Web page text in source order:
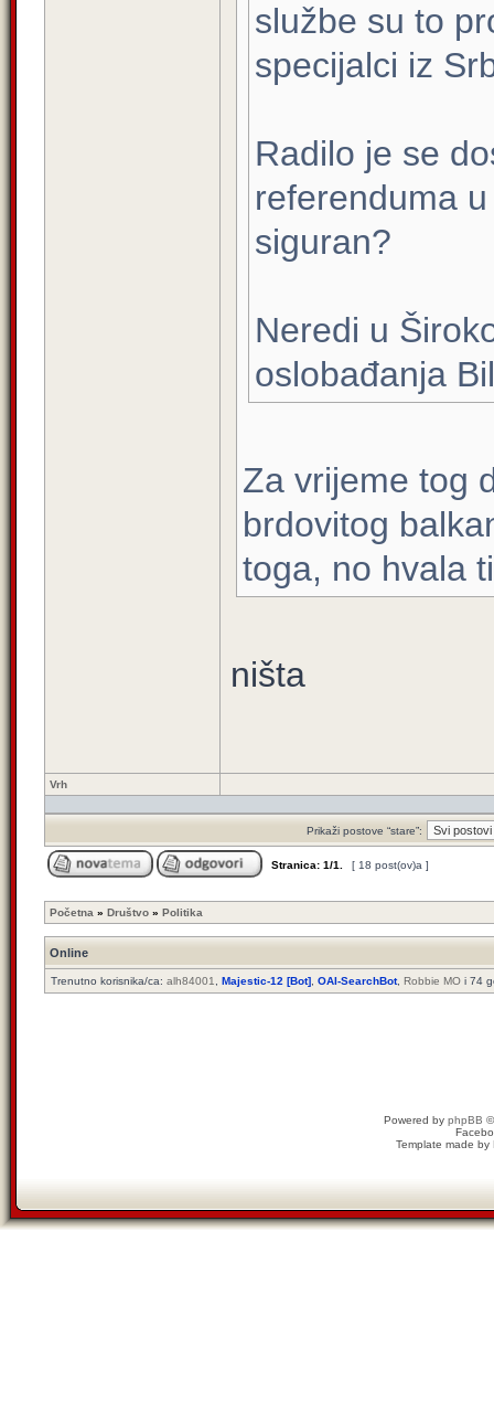
službe su to
specijalci iz
Radilo je se
referenduma
siguran?
Neredi u
oslobađanja
Za vrijeme tog
brdovitog
toga, no hvala
ništa
Vrh
Prikaži postove “stare”:
Stranica: 1/1 [ 18 post(ov)a ]
Početna » Društvo » Politika
Online
Trenutno korisnika/ca: alh84001 Majestic-12 [Bot] OAI-SearchBot, Robbie MO i 74
Powered by phpBB
Template made by